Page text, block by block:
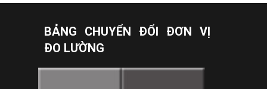
BẢNG CHUYỂN ĐỔI ĐƠN VỊ
ĐO LƯỜNG